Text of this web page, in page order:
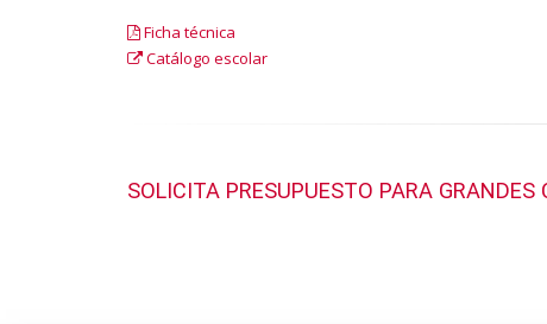
Ficha técnica
Catálogo escolar
SOLICITA PRESUPUESTO PARA